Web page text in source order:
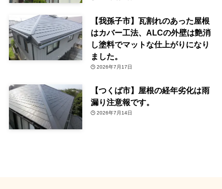
【我孫子市】瓦割れのあった屋根
はカバー工法、ALCの外壁は艶消
し塗料でマットな仕上がりになり
ました。
2026年7月17日
【つくば市】屋根の経年劣化は雨
漏り注意報です。
2026年7月14日